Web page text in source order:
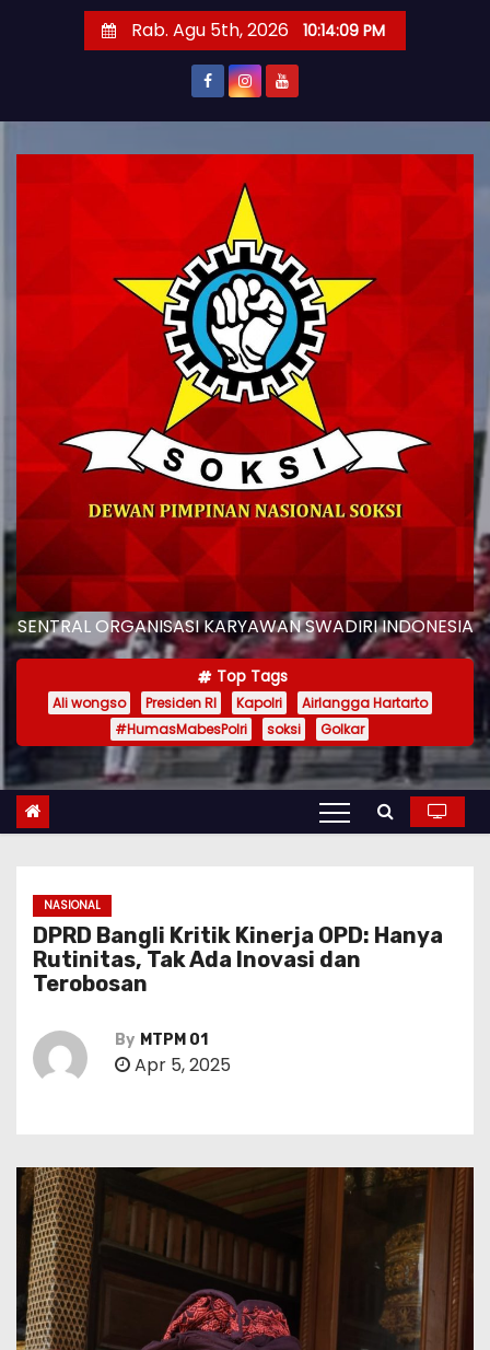
Rab. Agu 5th, 2026 10:14:10 PM
SENTRAL ORGANISASI KARYAWAN SWADIRI INDONESIA
Top Tags
Ali wongso Presiden RI Kapolri
Airlangga Hartarto
#HumasMabesPolri
soksi Golkar
NASIONAL
DPRD Bangli Kritik Kinerja OPD: Hanya
Rutinitas, Tak Ada Inovasi dan
Terobosan
By MTPM 01
Apr 5, 2025